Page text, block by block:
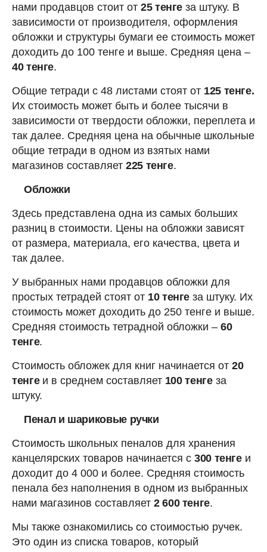
нами продавцов стоит от 25 тенге за штуку. В
зависимости от производителя, оформления
обложки и структуры бумаги ее стоимость может
доходить до 100 тенге и выше. Средняя цена –
40 тенге.
Общие тетради с 48 листами стоят от 125 тенге.
Их стоимость может быть и более тысячи в
зависимости от твердости обложки, переплета и
так далее. Средняя цена на обычные школьные
общие тетради в одном из взятых нами
магазинов составляет 225 тенге.
Обложки
Здесь представлена одна из самых больших
разниц в стоимости. Цены на обложки зависят
от размера, материала, его качества, цвета и
так далее.
У выбранных нами продавцов обложки для
простых тетрадей стоят от 10 тенге за штуку. Их
стоимость может доходить до 250 тенге и выше.
Средняя стоимость тетрадной обложки – 60
тенге.
Стоимость обложек для книг начинается от 20
тенге и в среднем составляет 100 тенгеза
штуку.
Пенал и шариковые ручки
Стоимость школьных пеналов для хранения
канцелярских товаров начинается с 300 тенгеи
доходит до 4 000 и более. Средняя стоимость
пенала без наполнения в одном из выбранных
нами магазинов составляет 2 600 тенге.
Мы также ознакомились со стоимостью ручек.
Это один из списка товаров, который